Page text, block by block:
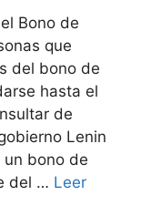
Bono de
que
del bono de
hasta el
de
Lenin
bono de
del … Leer